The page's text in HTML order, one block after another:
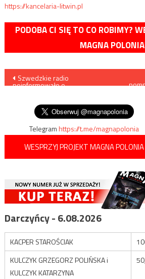
https://kancelaria-litwin.pl
PODOBA CI SIĘ TO CO ROBIMY?
MAGNA
Nawigacja
Szwedzkie radio
poinformowało o
Telegramhttps://t.me/magnapolonia
WESPRZYJ PROJEKT MAGNA POLONIA
Darczyńcy - 6.08.2026
KACPER STAROŚCIAK
KULCZYK GRZEGORZ POLIŃSKA i
KULCZYK KATARZYNA